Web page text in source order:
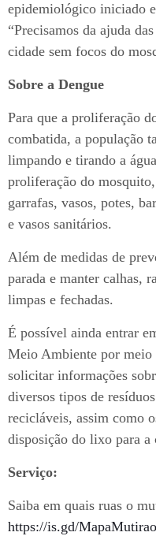
epidemiológico iniciado
“Precisamos da ajuda
cidade sem focos do
Sobre a Dengue
Para que a proliferação
combatida, a população
limpando e tirando a
proliferação do
garrafas, vasos, potes,
e vasos sanitários.
Além de medidas de
parada e manter calhas,
limpas e fechadas.
É possível ainda entrar
Meio Ambiente por meio
solicitar informações
diversos tipos de
recicláveis, assim como
disposição do lixo para a
Serviço:
Saiba em quais ruas o
https://is.gd/